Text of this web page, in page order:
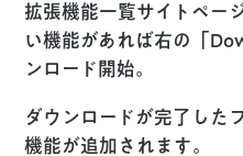
拡張機能一覧サイトペー
い機能があれば右の「
ンロード開始。
ダウンロードが完了した
機能が追加されます。